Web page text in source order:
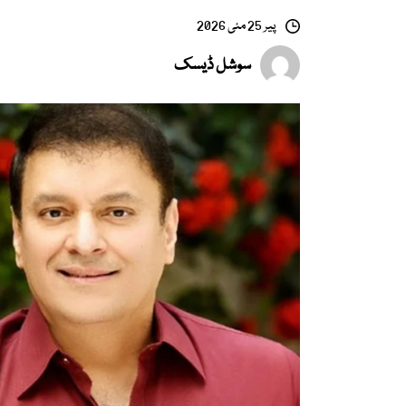
پیر 25 مئی 2026
سوشل ڈیسک